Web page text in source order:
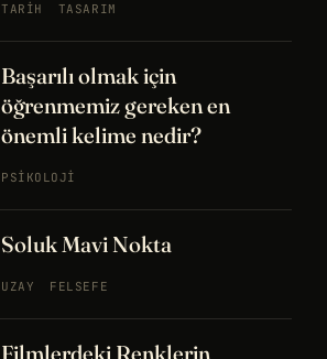
TARIH TASARIM
Başarılı olmak için
öğrenmemiz gereken en
önemli kelime nedir?
PSIKOLOJI
Soluk Mavi Nokta
UZAY FELSEFE
Filmlerdeki Renklerin